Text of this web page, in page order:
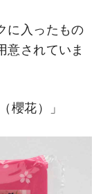
に入ったもの
意されていま
櫻花）」